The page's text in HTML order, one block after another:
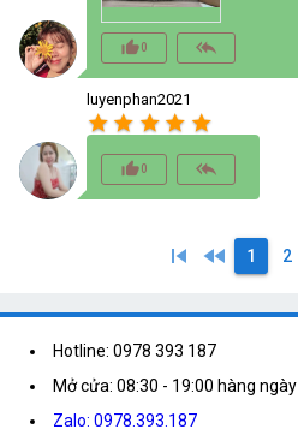
thumb_up_alt0 reply_all
luyenphan2021
star star star star star
thumb_up_alt0 reply_all
skip_previous fast_rewind 1 2
Hotline: 0978 393 187
Mở cửa: 08:30 - 19:00 hàng ngày
Zalo: 0978.393.187